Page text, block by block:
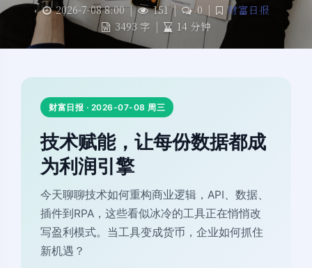
2026-7-08 8:00 | 151 | 0 |
财富日报
3493 字 | 14 分钟
财富日报 · 2026-07-08 周三
技术赋能，让每份数据都成
为利润引擎
今天聊聊技术如何重构商业逻辑，API、数据、
插件到RPA，这些看似冰冷的工具正在悄悄改
写盈利模式。当工具变成货币，企业如何抓住
新机遇？